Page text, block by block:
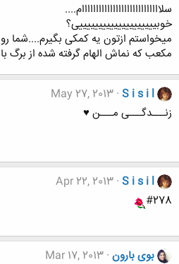
سلاااااااااااااااااااااااااااام....
خوبییییییییییییییییییییی؟
میخواستم ازتون یه کمکی بگیرم....شما
مکعب که نماش الهام گرفته شده از برگ
S i s i l
May 27, 2013
زنـــدگـــی مـــن ♥
S i s i l
Apr 22, 2013
#278
بوی بارون Mar 17, 2013